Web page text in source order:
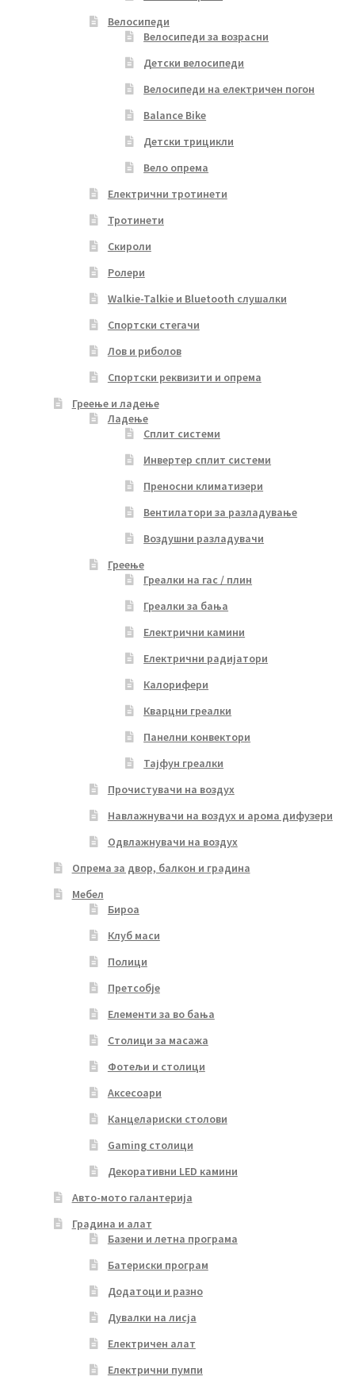
Велосипеди
Велосипеди за возрасни
Детски велосипеди
Велосипеди на електричен погон
Balance Bike
Детски трицикли
Вело опрема
Електрични тротинети
Тротинети
Скироли
Ролери
Walkie-Talkie и Bluetooth слушалки
Спортски стегачи
Лов и риболов
Спортски реквизити и опрема
Греење и ладење
Ладење
Сплит системи
Инвертер сплит системи
Преносни климатизери
Вентилатори за разладување
Воздушни разладувачи
Греење
Греалки на гас / плин
Греалки за бања
Електрични камини
Електрични радијатори
Калорифери
Кварцни греалки
Панелни конвектори
Тајфун греалки
Прочистувачи на воздух
Навлажнувачи на воздух и арома дифузери
Одвлажнувачи на воздух
Опрема за двор, балкон и градина
Мебел
Бироа
Клуб маси
Полици
Претсобје
Елементи за во бања
Столици за масажа
Фотељи и столици
Аксесоари
Канцелариски столови
Gaming столици
Декоративни LED камини
Авто-мото галантерија
Градина и алат
Базени и летна програма
Батериски програм
Додатоци и разно
Дувалки на лисја
Електричен алат
Електрични пумпи